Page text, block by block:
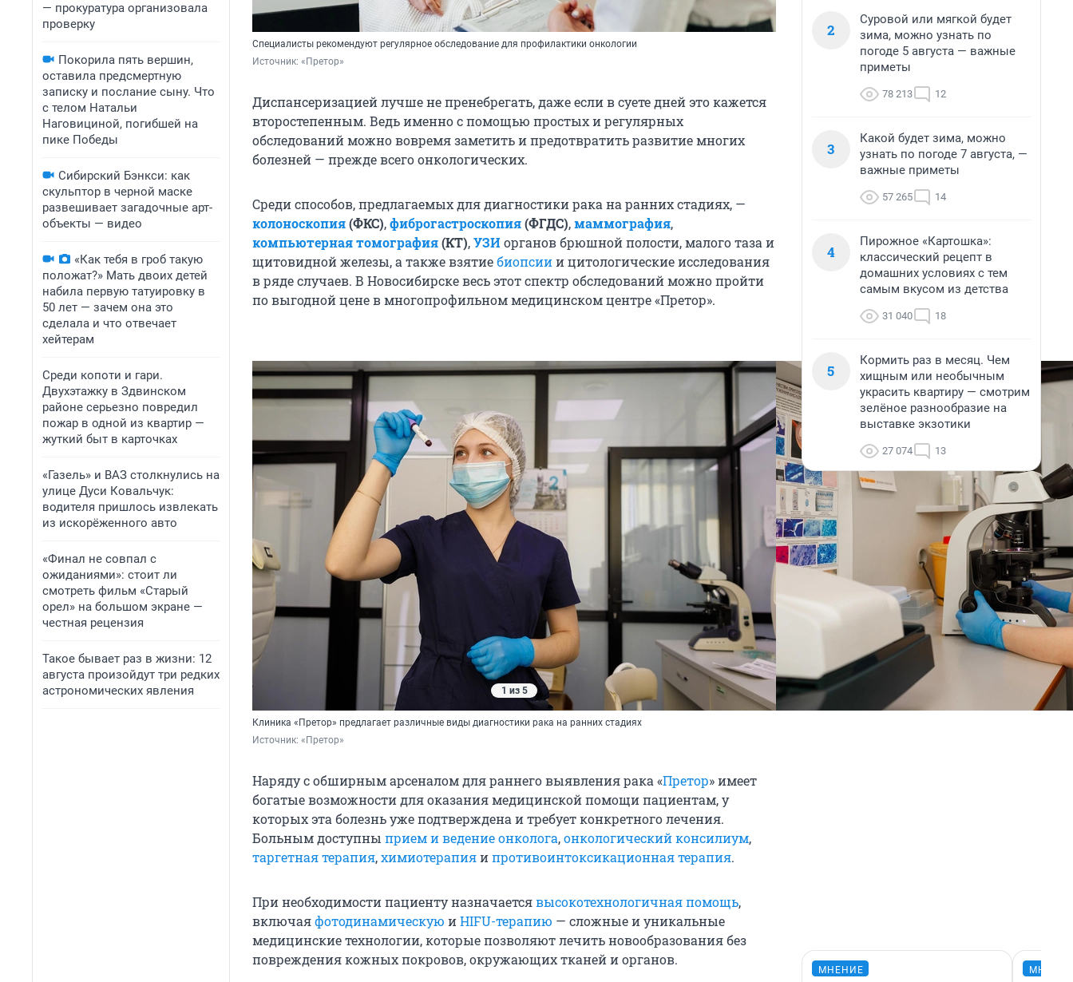
— прокуратура организовала
проверку
Покорила пять вершин,
оставила предсмертную
записку и послание сыну. Что
с телом Натальи
Наговициной, погибшей на
пике Победы
Сибирский Бэнкси: как
скульптор в черной маске
развешивает загадочные арт-
объекты — видео
«Как тебя в гроб такую
положат?» Мать двоих детей
набила первую татуировку в
50 лет — зачем она это
сделала и что отвечает
хейтерам
Среди копоти и гари.
Двухэтажку в Здвинском
районе серьезно повредил
пожар в одной из квартир —
жуткий быт в карточках
«Газель» и ВАЗ столкнулись на
улице Дуси Ковальчук:
водителя пришлось извлекать
из искорёженного авто
«Финал не совпал с
ожиданиями»: стоит ли
смотреть фильм «Старый
орел» на большом экране —
честная рецензия
Такое бывает раз в жизни: 12
августа произойдут три редких
астрономических явления
Специалисты рекомендуют регулярное обследование для профилактики онкологии
Источник: «Претор»
Диспансеризацией лучше не пренебрегать, даже если в суете дней это кажется
второстепенным. Ведь именно с помощью простых и регулярных
обследований можно вовремя заметить и предотвратить развитие многих
болезней — прежде всего онкологических.
Среди способов, предлагаемых для диагностики рака на ранних стадиях, —
колоноскопия(ФКС),фиброгастроскопия(ФГДС),маммография,
компьютерная томография(КТ),УЗИорганов брюшной полости, малого таза и
щитовидной железы, а также взятиебиопсиии цитологические исследования
в ряде случаев. В Новосибирске весь этот спектр обследований можно пройти
по выгодной цене в многопрофильном медицинском центре «Претор».
1 из 5
Клиника «Претор» предлагает различные виды диагностики рака на ранних стадиях
Источник: «Претор»
Наряду с обширным арсеналом для раннего выявления рака «Претор» имеет
богатые возможности для оказания медицинской помощи пациентам, у
которых эта болезнь уже подтверждена и требует конкретного лечения.
Больным доступны прием и ведение онколога,онкологический консилиум,
таргетная терапия,химиотерапияипротивоинтоксикационная терапия.
При необходимости пациенту назначаетсявысокотехнологичная помощь,
включаяфотодинамическую иHIFU-терапию — сложные и уникальные
медицинские технологии, которые позволяют лечить новообразования без
повреждения кожных покровов, окружающих тканей и органов.
2
Суровой или мягкой будет
зима, можно узнать по
погоде 5 августа — важные
приметы
78 213 12
3
Какой будет зима, можно
узнать по погоде 7 августа, —
важные приметы
57 265 14
4
Пирожное «Картошка»:
классический рецепт в
домашних условиях с тем
самым вкусом из детства
31 040 18
5
Кормить раз в месяц. Чем
хищным или необычным
украсить квартиру — смотрим
зелёное разнообразие на
выставке экзотики
27 074 13
МНЕНИЕ